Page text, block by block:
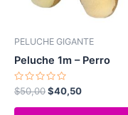
PELUCHE GIGANTE
Peluche 1m – Perro
Valorado
con
0
$50,00$40,50